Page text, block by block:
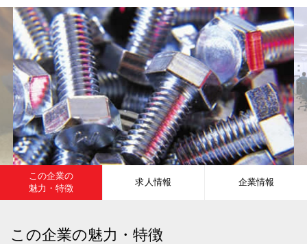
この企業の
魅力・特徴
求人情報 企業情報
この企業の魅力・特徴